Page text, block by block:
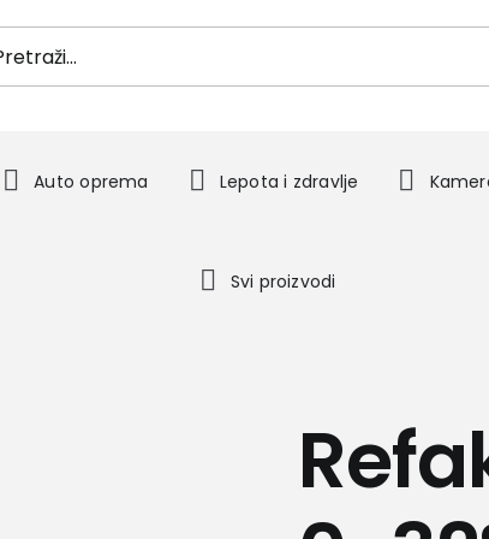
Auto oprema Lepota i zdravlje
Svi proizvodi